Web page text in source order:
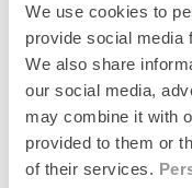
We use cookies to
provide social media
We also share
our social media,
may combine it with
provided to them or
of their services.
News